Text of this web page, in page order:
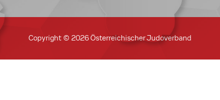
Copyright © 2026 Österreichischer Judoverband